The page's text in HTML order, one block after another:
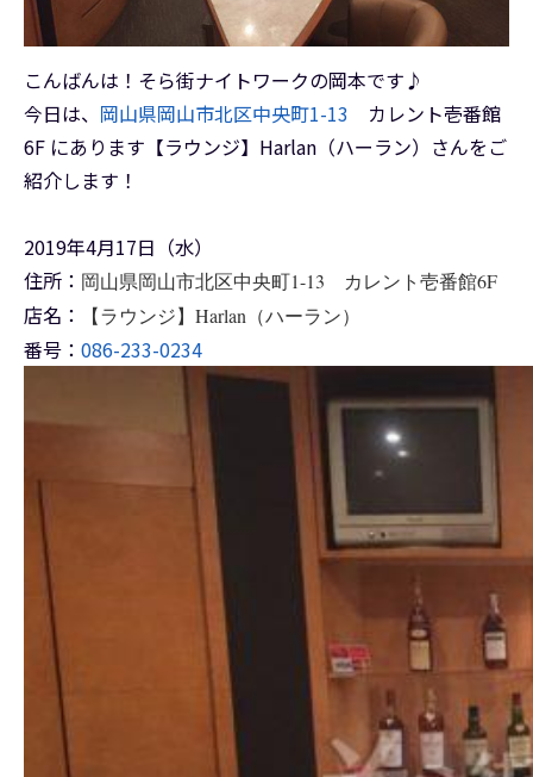
こんばんは！そら街ナイトワークの岡本です♪
今日は、 岡山県岡山市北区中央町1-13 カレント壱番館
6F にあります【ラウンジ】Harlan（ハーラン）さんをご
紹介します！
2019年4月17日（水）
住所： 岡山県岡山市北区中央町1-13 カレント壱番館6F
店名： 【ラウンジ】Harlan（ハーラン）
番号： 086-233-0234